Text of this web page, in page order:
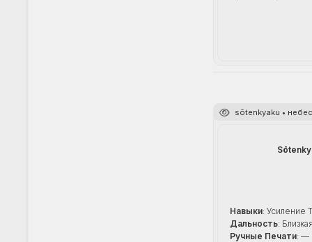
sōtenkyaku •
Навыки: Усиление
Дальность:
Ручные Печати: —